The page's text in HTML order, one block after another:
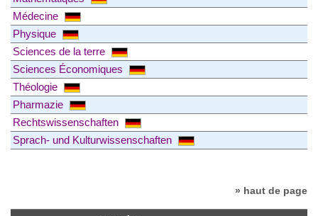
Médecine
Physique
Sciences de la terre
Sciences Économiques
Théologie
Pharmazie
Rechtswissenschaften
Sprach- und Kulturwissenschaften
» haut de page